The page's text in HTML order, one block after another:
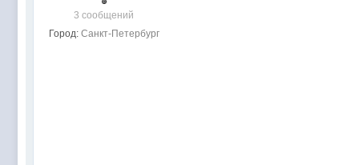
3 сообщений
Город: Санкт-Петербург